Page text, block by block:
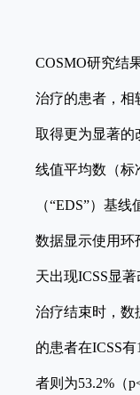
COSMO研究结
治疗的患者，相
取得更为显著的
线值平均数（标
（“EDS”）基
数据显示使用环
天出现ICSS显
治疗结束时，数
的患者在ICSS
者则为53.2%（